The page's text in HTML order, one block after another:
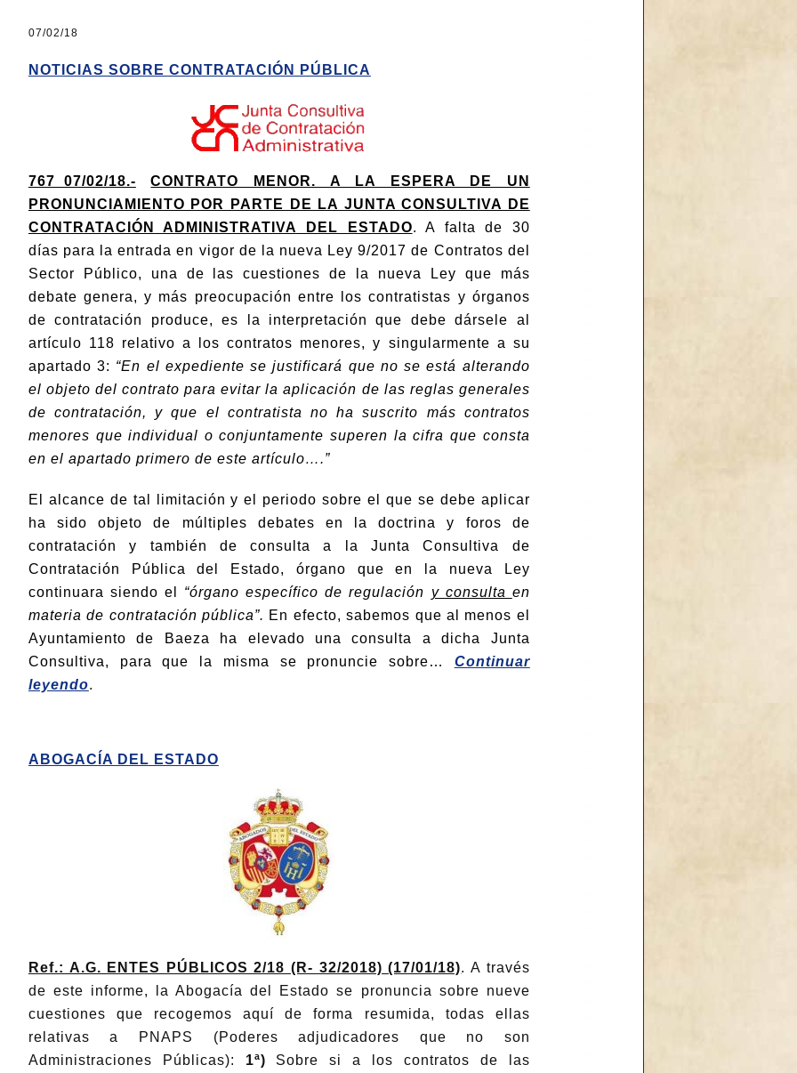
07/02/18
NOTICIAS SOBRE CONTRATACIÓN PÚBLICA
767_07/02/18.-
CONTRATO MENOR. A LA ESPERA DE UN
PRONUNCIAMIENTO POR PARTE DE LA JUNTA CONSULTIVA DE
CONTRATACIÓN ADMINISTRATIVA DEL ESTADO. A falta de 30
días para la entrada en vigor de la nueva Ley 9/2017 de Contratos del
Sector Público, una de las cuestiones de la nueva Ley que más
debate genera, y más preocupación entre los contratistas y órganos
de contratación produce, es la interpretación que debe dársele al
artículo 118 relativo a los contratos menores, y singularmente a su
apartado 3: “En el expediente se justificará que no se está alterando
el objeto del contrato para evitar la aplicación de las reglas generales
de contratación, y que el contratista no ha suscrito más contratos
menores que individual o conjuntamente superen la cifra que consta
en el apartado primero de este artículo….”
El alcance de tal limitación y el periodo sobre el que se debe aplicar
ha sido objeto de múltiples debates en la doctrina y foros de
contratación y también de consulta a la Junta Consultiva de
Contratación Pública del Estado, órgano que en la nueva Ley
continuara siendo el “órgano específico de regulación y consulta en
materia de contratación pública”. En efecto, sabemos que al menos el
Ayuntamiento de Baeza ha elevado una consulta a dicha Junta
Consultiva, para que la misma se pronuncie sobre…
Continuar
leyendo.
ABOGACÍA DEL ESTADO
Ref.: A.G. ENTES PÚBLICOS 2/18 (R- 32/2018) (17/01/18). A través
de este informe, la Abogacía del Estado se pronuncia sobre nueve
cuestiones que recogemos aquí de forma resumida, todas ellas
relativas a PNAPS (Poderes adjudicadores que no son
Administraciones Públicas): 1ª) Sobre si a los contratos de las